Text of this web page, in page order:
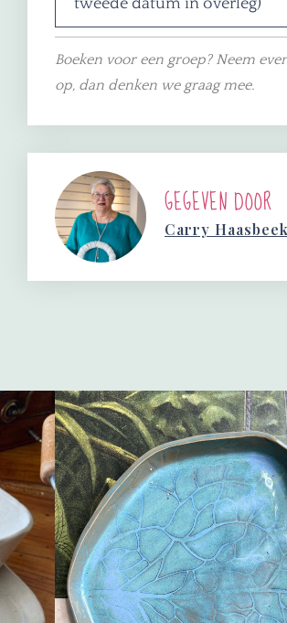
tweede datum in overleg)
Boeken voor een groep? Neem
op, dan denken we graag mee.
GEGEVEN DOOR
Carry Haasbeek